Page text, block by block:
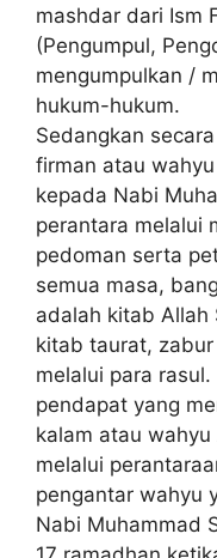
mashdar dari Ism
(Pengumpul,
mengumpulkan /
hukum-hukum.
Sedangkan
firman atau
kepada Nabi
perantara melalui
pedoman serta
semua masa,
adalah kitab Allah
kitab taurat,
melalui para
pendapat yang
kalam atau
melalui
pengantar wahyu
Nabi Muhammad